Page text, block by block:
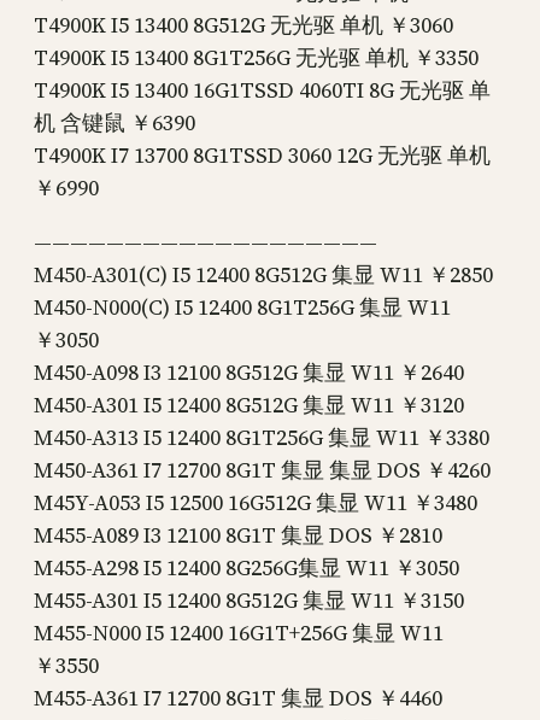
T4900K I5 13400 8G512G 无光驱 单机 ￥3060
T4900K I5 13400 8G1T256G 无光驱 单机 ￥3350
T4900K I5 13400 16G1TSSD 4060TI 8G 无光驱 单
机 含键鼠 ￥6390
T4900K I7 13700 8G1TSSD 3060 12G 无光驱 单机
￥6990
———————————————————
M450-A301(C) I5 12400 8G512G 集显 W11 ￥2850
M450-N000(C) I5 12400 8G1T256G 集显 W11
￥3050
M450-A098 I3 12100 8G512G 集显 W11 ￥2640
M450-A301 I5 12400 8G512G 集显 W11 ￥3120
M450-A313 I5 12400 8G1T256G 集显 W11 ￥3380
M450-A361 I7 12700 8G1T 集显 集显 DOS ￥4260
M45Y-A053 I5 12500 16G512G 集显 W11 ￥3480
M455-A089 I3 12100 8G1T 集显 DOS ￥2810
M455-A298 I5 12400 8G256G集显 W11 ￥3050
M455-A301 I5 12400 8G512G 集显 W11 ￥3150
M455-N000 I5 12400 16G1T+256G 集显 W11
￥3550
M455-A361 I7 12700 8G1T 集显 DOS ￥4460